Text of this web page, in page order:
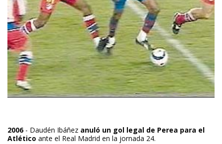
2006- Daudén Ibáñez anuló un gol legal de Perea para el
Atlético ante el Real Madrid en la jornada 24.